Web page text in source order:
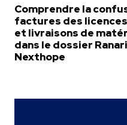
Comprendre la
factures des licences
et livraisons de
dans le dossier
Nexthope